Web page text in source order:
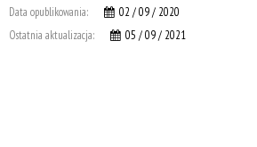
Data opublikowania:
02 / 09 / 2020
Ostatnia aktualizacja:
05 / 09 / 2021